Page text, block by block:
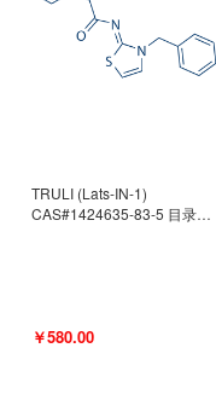
TRULI (Lats-IN-1)
CAS#1424635-83-5 目录号
￥580.00